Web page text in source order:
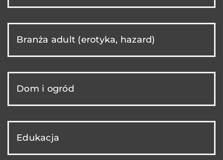
Branża adult (erotyka, hazard)
Dom i ogród
Edukacja